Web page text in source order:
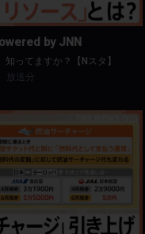
by JNN
知ってますか？【Nスタ】
放送分
DIG Powered by JNN
ジ」6月引き上げ【Nスタ】